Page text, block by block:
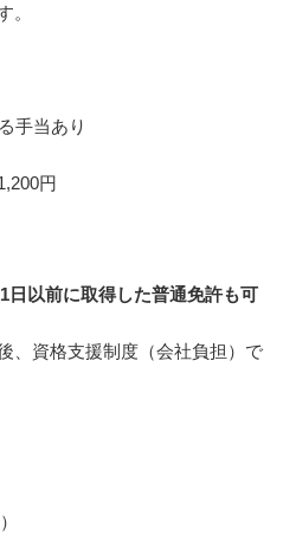
。
手当あり
円
日以前に取得した普通免許も可
、資格支援制度（会社負担）で